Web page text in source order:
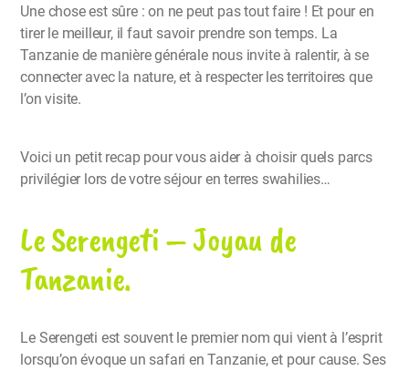
Une chose est sûre : on ne peut pas tout faire ! Et pour en
tirer le meilleur, il faut savoir prendre son temps. La
Tanzanie de manière générale nous invite à ralentir, à se
connecter avec la nature, et à respecter les territoires que
l’on visite.
Voici un petit recap pour vous aider à choisir quels parcs
privilégier lors de votre séjour en terres swahilies…
Le Serengeti – Joyau de
Tanzanie.
Le Serengeti est souvent le premier nom qui vient à l’esprit
lorsqu’on évoque un safari en Tanzanie, et pour cause. Ses